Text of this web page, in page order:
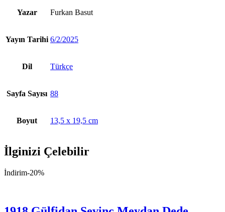
Yazar Furkan Basut
Yayın Tarihi 6/2/2025
Dil Türkçe
Sayfa Sayısı 88
Boyut 13,5 x 19,5 cm
İlginizi Çelebilir
İndirim-20%